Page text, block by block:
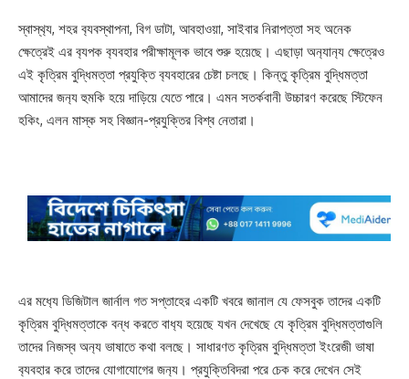
স্বাস্থ‍্য, শহর ব‍্যবস্থাপনা, বিগ ডাটা, আবহাওয়া, সাইবার নিরাপত্তা সহ অনেক
ক্ষেত্রেই এর ব‍্যপক ব‍্যবহার পরীক্ষামূলক ভাবে শুরু হয়েছে। এছাড়া অন‍্যান‍্য ক্ষেত্রেও
এই কৃত্রিম বুদ্ধিমত্তা প্রযুক্তি ব‍্যবহারের চেষ্টা চলছে। কিন্তু কৃত্রিম বুদ্ধিমত্তা
আমাদের জন‍্য হুমকি হয়ে দাড়িয়ে যেতে পারে। এমন সতর্কবানী উচ্চারণ করেছে স্টিফেন
হকিং, এলন মাস্ক সহ বিজ্ঞান-প্রযুক্তির বিশ্ব নেতারা।
এর মধ‍্যে ডিজিটাল জার্নাল গত সপ্তাহের একটি খবরে জানাল যে ফেসবুক তাদের একটি
কৃত্রিম বুদ্ধিমত্তাকে বন্ধ করতে বা‍ধ‍্য হয়েছে যখন দেখেছে যে কৃত্রিম বুদ্ধিমত্তাগুলি
তাদের নিজস্ব অন‍্য ভাষাতে কথা বলছে। সাধারণত কৃত্রিম বুদ্ধিমত্তা ইংরেজী ভাষা
ব‍্যবহার করে তাদের যোগাযোগের জন‍্য। প্রযুক্তিবিদরা পরে চেক করে দেখেন সেই